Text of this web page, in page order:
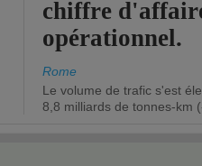
chiffre
opérationnel.
Rome
Le volume de trafic s'est
8,8 milliards de tonnes-km